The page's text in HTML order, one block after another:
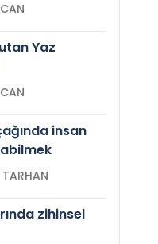
Yaz
insan
Prof.Dr. Nevzat TARHAN
zihinsel